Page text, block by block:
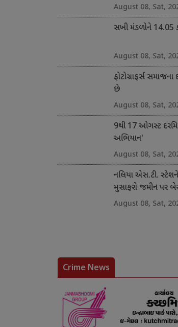
August 08, Sat,
સખી મંડળોને 14.05
August 08, Sat,
ફોટોગ્રાફર્સ
છે
August 08, Sat,
9થી 17 ઓગસ્ટ
અભિયાન'
August 08, Sat,
નલિયા એસ.ટી.
મુસાફરો જમીન પર
August 08, Sat,
Crime News